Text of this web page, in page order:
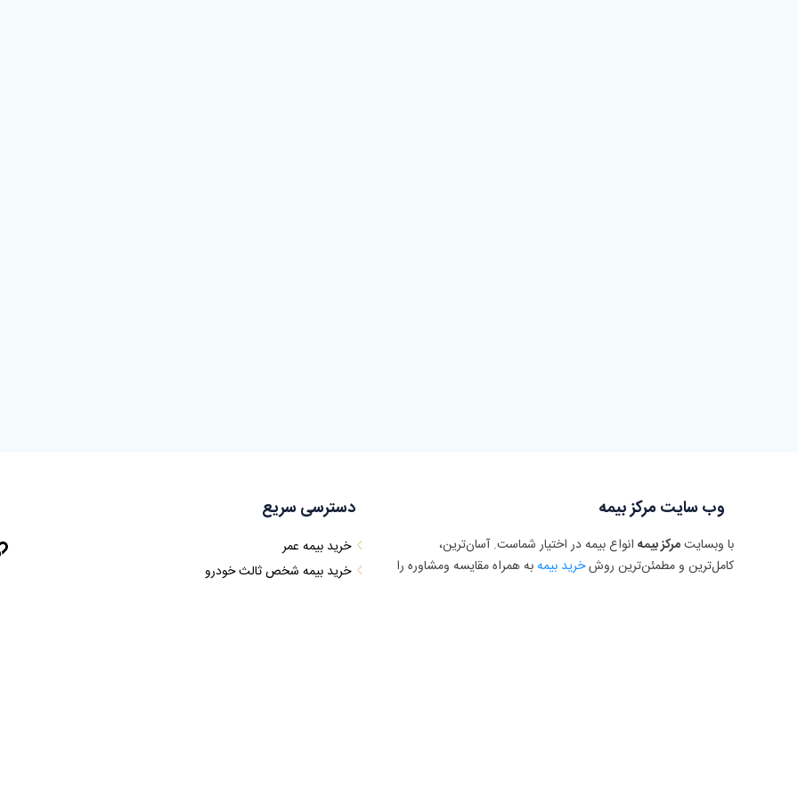
وب سایت مرکز بیمه
با وبسایتمرکز بیمه انواع بیمه در اختیار شماست. آسان‌ترین،
کامل‌ترین و مطمئن‌ترین روشخرید بیمهبه همراه مقایسه ومشاوره را
دسترسی سریع
خرید بیمه عمر
خرید بیمه شخص ثالث خودرو